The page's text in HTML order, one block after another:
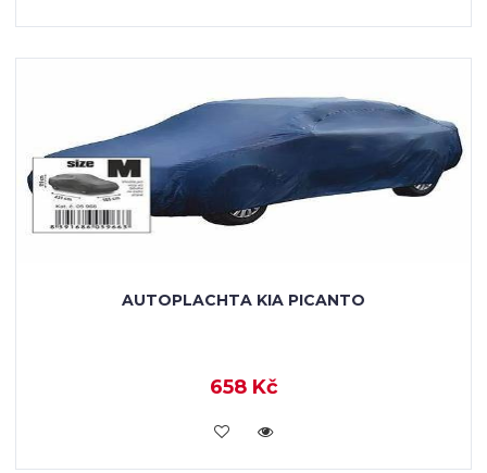
AUTOPLACHTA KIA PICANTO
658 Kč
KOUPIT